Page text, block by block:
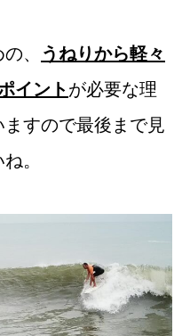
、
うねりから軽々
イントが必要な理
すので最後まで見
。